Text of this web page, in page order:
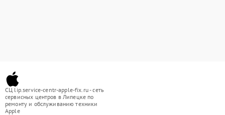
СЦ lip.service-centr-apple-fix.ru - сеть
сервисных центров в Липецке по
ремонту и обслуживанию техники
Apple